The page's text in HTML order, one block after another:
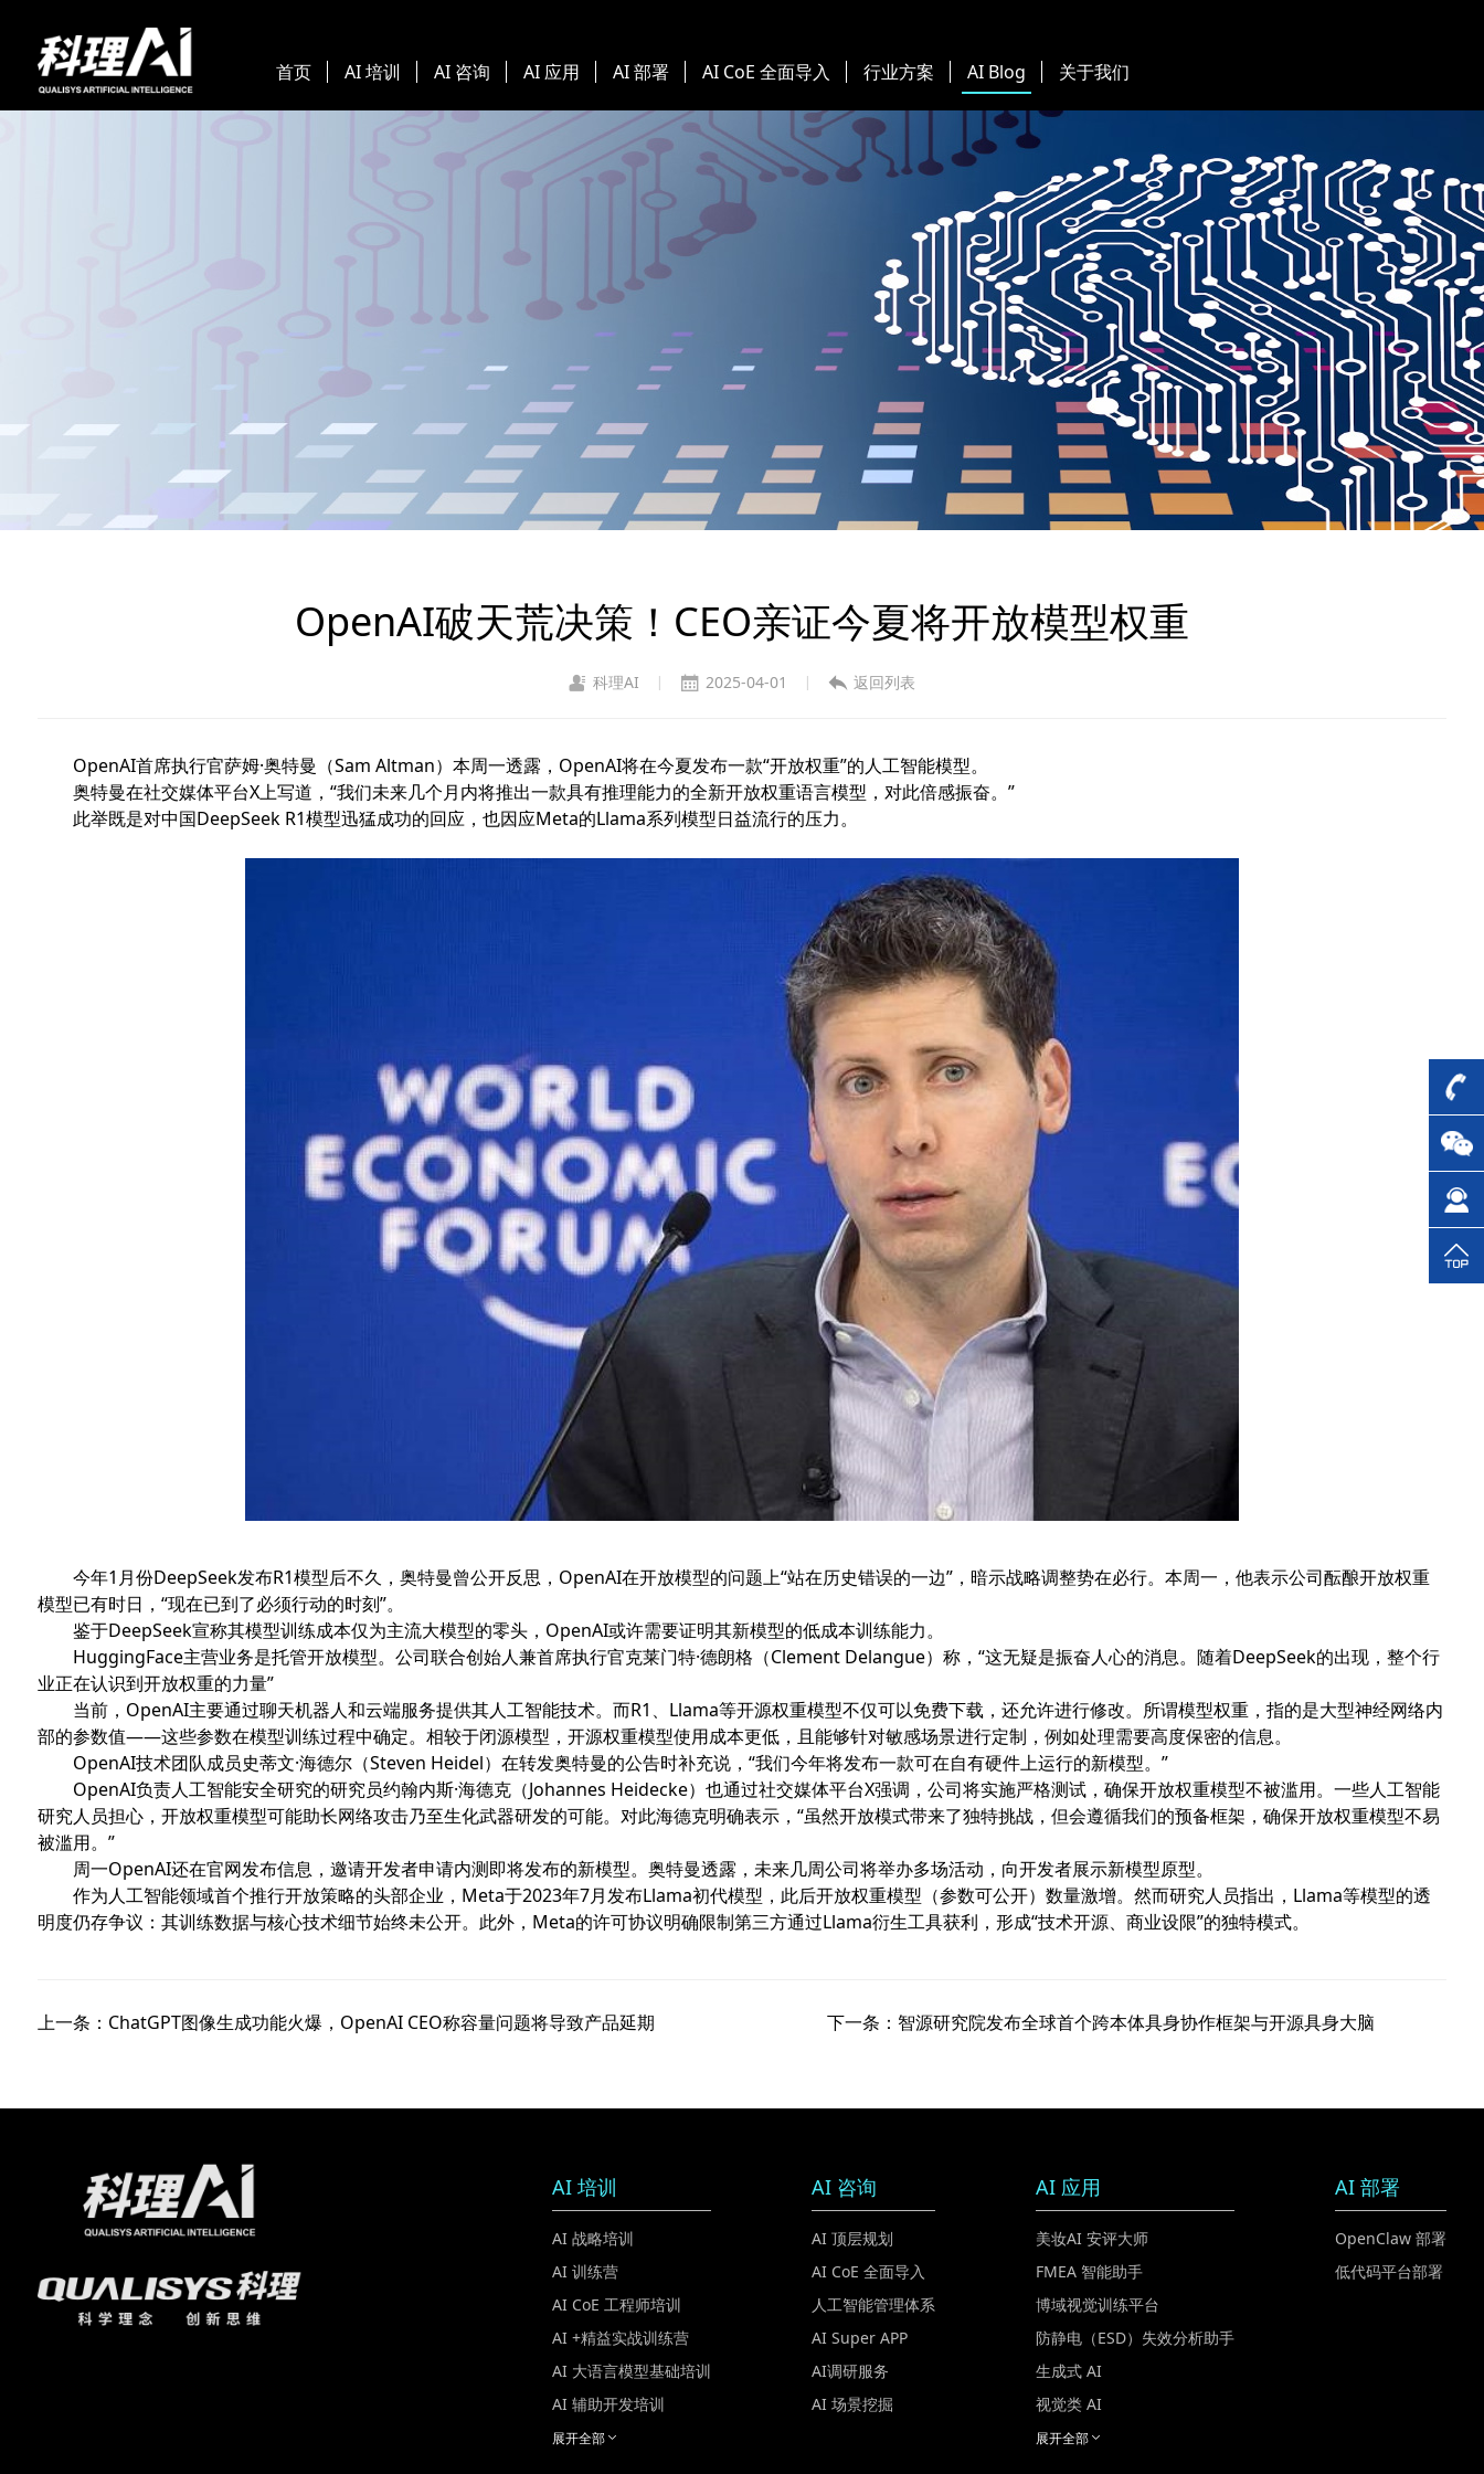
首页 AI 培训 AI 咨询 AI 应用 AI 部署 AI CoE 全面导入 行业方案 AI Blog 关于我们
OpenAI破天荒决策！CEO亲证今夏将开放模型权重
科理AI | 2025-04-01 | 返回列表
OpenAI首席执行官萨姆·奥特曼（Sam Altman）本周一透露，OpenAI将在今夏发布一款“开放权重”的人工智能模型。
奥特曼在社交媒体平台X上写道，“我们未来几个月内将推出一款具有推理能力的全新开放权重语言模型，对此倍感振奋。”
此举既是对中国DeepSeek R1模型迅猛成功的回应，也因应Meta的Llama系列模型日益流行的压力。
今年1月份DeepSeek发布R1模型后不久，奥特曼曾公开反思，OpenAI在开放模型的问题上“站在历史错误的一边”，暗示战略调整势在必行。本周一，他表示公司酝酿开放权重
模型已有时日，“现在已到了必须行动的时刻”。
鉴于DeepSeek宣称其模型训练成本仅为主流大模型的零头，OpenAI或许需要证明其新模型的低成本训练能力。
HuggingFace主营业务是托管开放模型。公司联合创始人兼首席执行官克莱门特·德朗格（Clement Delangue）称，“这无疑是振奋人心的消息。随着DeepSeek的出现，整个行
业正在认识到开放权重的力量”
当前，OpenAI主要通过聊天机器人和云端服务提供其人工智能技术。而R1、Llama等开源权重模型不仅可以免费下载，还允许进行修改。所谓模型权重，指的是大型神经网络内
部的参数值——这些参数在模型训练过程中确定。相较于闭源模型，开源权重模型使用成本更低，且能够针对敏感场景进行定制，例如处理需要高度保密的信息。
OpenAI技术团队成员史蒂文·海德尔（Steven Heidel）在转发奥特曼的公告时补充说，“我们今年将发布一款可在自有硬件上运行的新模型。”
OpenAI负责人工智能安全研究的研究员约翰内斯·海德克（Johannes Heidecke）也通过社交媒体平台X强调，公司将实施严格测试，确保开放权重模型不被滥用。一些人工智能
研究人员担心，开放权重模型可能助长网络攻击乃至生化武器研发的可能。对此海德克明确表示，“虽然开放模式带来了独特挑战，但会遵循我们的预备框架，确保开放权重模型不易
被滥用。”
周一OpenAI还在官网发布信息，邀请开发者申请内测即将发布的新模型。奥特曼透露，未来几周公司将举办多场活动，向开发者展示新模型原型。
作为人工智能领域首个推行开放策略的头部企业，Meta于2023年7月发布Llama初代模型，此后开放权重模型（参数可公开）数量激增。然而研究人员指出，Llama等模型的透
明度仍存争议：其训练数据与核心技术细节始终未公开。此外，Meta的许可协议明确限制第三方通过Llama衍生工具获利，形成“技术开源、商业设限”的独特模式。
上一条：ChatGPT图像生成功能火爆，OpenAI CEO称容量问题将导致产品延期 下一条：智源研究院发布全球首个跨本体具身协作框架与开源具身大脑
AI 培训
AI 战略培训
AI 训练营
AI CoE 工程师培训
AI +精益实战训练营
AI 大语言模型基础培训
AI 辅助开发培训
展开全部
AI 咨询
AI 顶层规划
AI CoE 全面导入
人工智能管理体系
AI Super APP
AI调研服务
AI 场景挖掘
AI 应用
美妆AI 安评大师
FMEA 智能助手
博域视觉训练平台
防静电（ESD）失效分析助手
生成式 AI
视觉类 AI
展开全部
AI 部署
OpenClaw 部署
低代码平台部署